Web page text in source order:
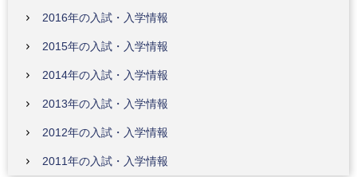
2016年の入試・入学情報
2015年の入試・入学情報
2014年の入試・入学情報
2013年の入試・入学情報
2012年の入試・入学情報
2011年の入試・入学情報